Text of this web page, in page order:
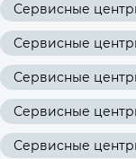
Сервисные
Сервисные
Сервисные
Сервисные
Сервисные